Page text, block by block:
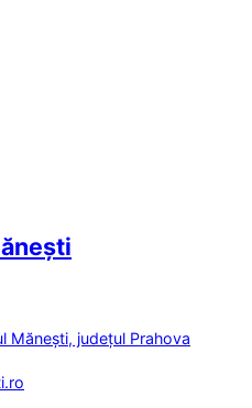
Mănești, județul Prahova